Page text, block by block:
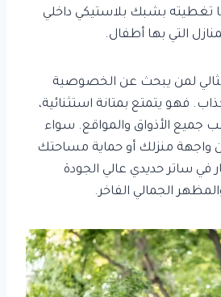
تغطيته بشبك بلاستيكي داخلي
التي بها أطفال.
مثالي لمن يبحث عن الخصوصية
فهو يتمتع بمتانة استثنائية،
جميع الأذواق والمواقع. سواء
منزلك أو حماية مساحتك
في ساتر حديدي عالي الجودة
الجمالي الفاخر.